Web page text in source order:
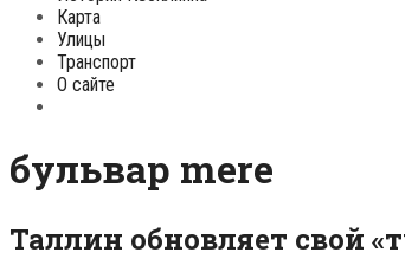
Карта
Улицы
Транспорт
О сайте
бульвар mere
Таллин обновляет свой